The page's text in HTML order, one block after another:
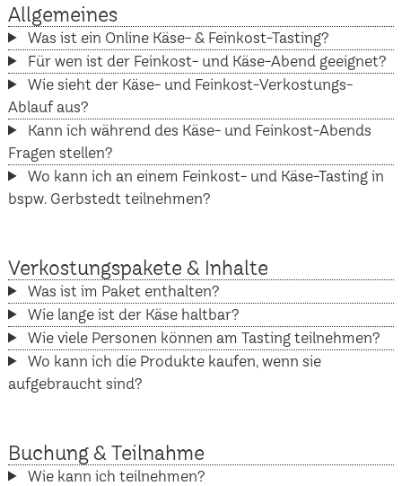
Allgemeines
Was ist ein Online Käse- & Feinkost-Tasting?
Für wen ist der Feinkost- und Käse-Abend geeignet?
Wie sieht der Käse- und Feinkost-Verkostungs-
Ablauf aus?
Kann ich während des Käse- und Feinkost-Abends
Fragen stellen?
Wo kann ich an einem Feinkost- und Käse-Tasting in
bspw. Gerbstedt teilnehmen?
Verkostungspakete & Inhalte
Was ist im Paket enthalten?
Wie lange ist der Käse haltbar?
Wie viele Personen können am Tasting teilnehmen?
Wo kann ich die Produkte kaufen, wenn sie
aufgebraucht sind?
Buchung & Teilnahme
Wie kann ich teilnehmen?